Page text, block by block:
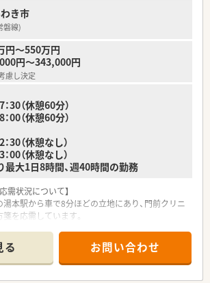
に根ざしたかかりつけ薬剤師として活躍したい方を
。
ひとりに対して誠実に対応でき、周囲のスタッフと
円滑な店舗運営に貢献できる方は大歓迎です。
いて】
上の歴史を誇り、北陸地方から全国へ600店舗以
成長著しい業界トップクラスの安定企業です。
ーティー・ライフ・調剤を一店舗に集約した独自の
り、地域の利便性と信頼性を支えています。
を積極的に導入しており、薬剤師が安全かつ効率
境づくりに一切の妥協をしない社風が特徴です。
き市
磐線)
円～550万円
円～343,000円
慮し決定
30（休憩60分）
00（休憩60分）
30（休憩なし）
00（休憩なし）
大1日8時間、週40時間の勤務
需状況について】
本駅から車で8分ほどの立地にあり、門前クリニ
を応需しています。
応需枚数です。
から3名、事務員は2名の体制で、常時複数名体制
勤務はほぼありません。
る お問い合わせ